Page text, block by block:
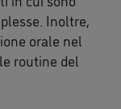
Inoltre,
orale nel
routine del